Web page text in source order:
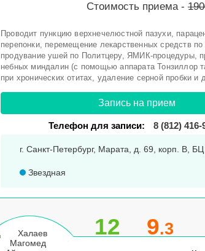
Стоимость приема -
Проводит пункцию верхнечелюстной пазухи,
перепонки, перемещение лекарственных средств по
продувание ушей по Политцеру, ЯМИК-процедуры,
небных миндалин (с помощью аппарата Тонзиллор
при хронических отитах, удаление серной пробки и
Запись на прием
Телефон для записи: 8 (812) 416-
г. Санкт-Петербург, Марата, д. 69, корп. В,
Звездная
12 9.3